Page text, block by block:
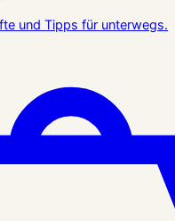
und Tipps für unterwegs.